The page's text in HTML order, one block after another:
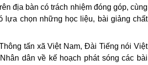
địa bàn có trách nhiệm đóng góp, cùng
lựa chọn những học liệu, bài giảng chất
tấn xã Việt Nam, Đài Tiếng nói Việt
dân về kế hoạch phát sóng các bài